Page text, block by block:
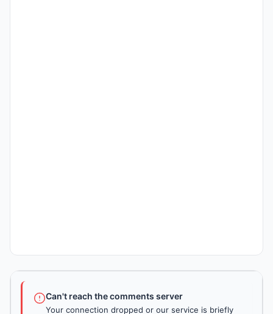
Can't reach the comments server
Your connection dropped or our service is briefly